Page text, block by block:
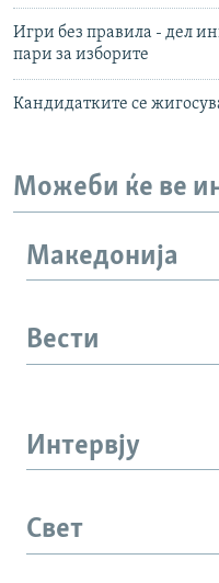
Игри без правила - дел
пари за изборите
Кандидатките се
Можеби ќе ве
Македонија
Вести
Интервју
Свет